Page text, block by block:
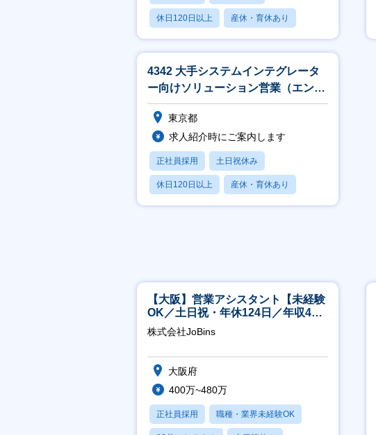
休日120日以上 産休・育休あり
月残業20時間以内
4342 大手システムインテグレータ
ー向けソリューション営業（エンド
ユーザ：官公庁他）_TS
東京都
求人紹介時にご案内します
正社員採用 土日祝休み
休日120日以上 産休・育休あり
賞与あり
【大阪】営業アシスタント【未経験
OK／土日祝・年休124日／年収400
万～／転勤なし】
株式会社JoBins
大阪府
400万~480万
正社員採用 職種・業界未経験OK